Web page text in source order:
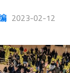
2023-02-12